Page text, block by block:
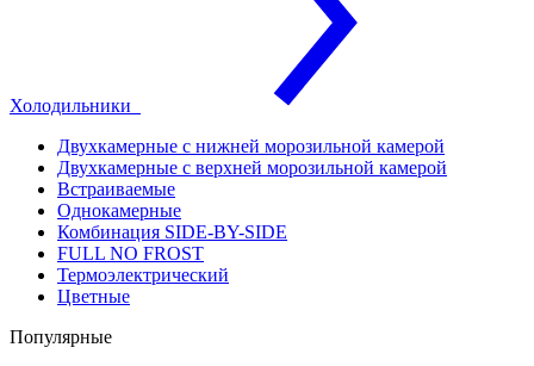
Холодильники
Двухкамерные с нижней морозильной камерой
Двухкамерные с верхней морозильной камерой
Встраиваемые
Однокамерные
Комбинация SIDE-BY-SIDE
FULL NO FROST
Термоэлектрический
Цветные
Популярные